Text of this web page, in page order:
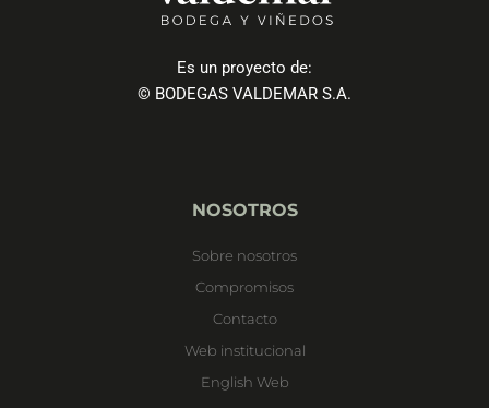
Es un proyecto de:
© BODEGAS VALDEMAR S.A.
NOSOTROS
Sobre nosotros
Compromisos
Contacto
Web institucional
English Web